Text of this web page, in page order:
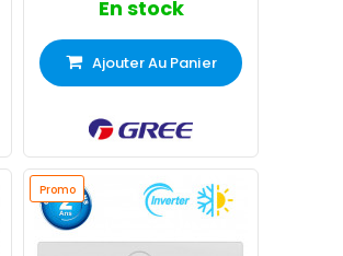
En stock
Ajouter Au Panier
Promo